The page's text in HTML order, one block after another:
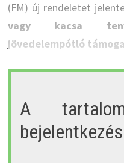
(FM) új rendeletet
vagy kacsa
jövedelempótló
A